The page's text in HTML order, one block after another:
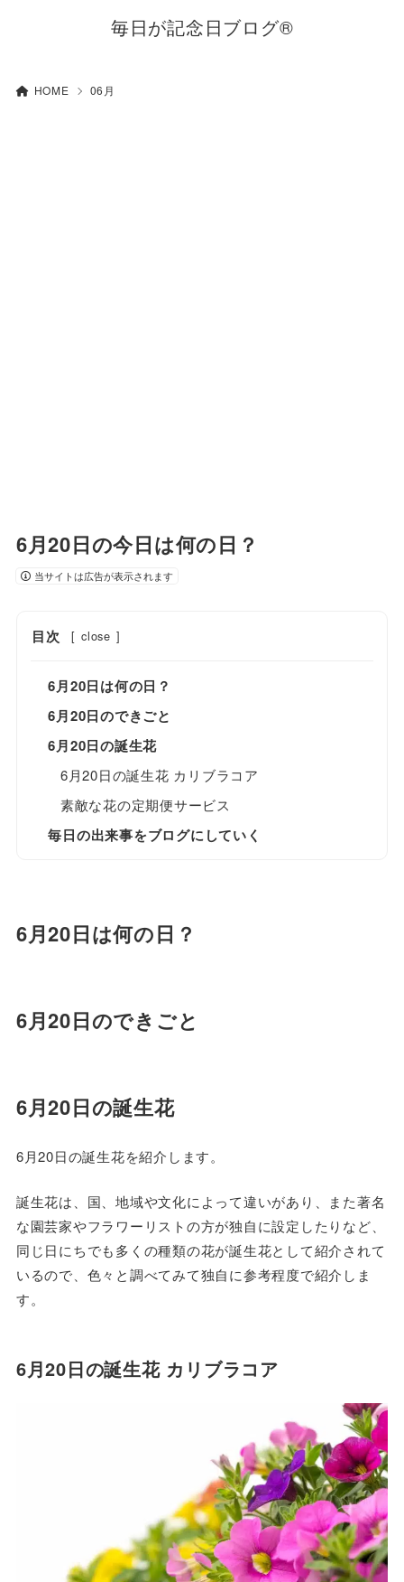
毎日が記念日ブログ®
HOME 06月
6月20日の今日は何の日？
当サイトは広告が表示されます
目次 [ close ]
6月20日は何の日？
6月20日のできごと
6月20日の誕生花
6月20日の誕生花 カリブラコア
素敵な花の定期便サービス
毎日の出来事をブログにしていく
6月20日は何の日？
6月20日のできごと
6月20日の誕生花
6月20日の誕生花を紹介します。
誕生花は、国、地域や文化によって違いがあり、また著名
な園芸家やフラワーリストの方が独自に設定したりなど、
同じ日にちでも多くの種類の花が誕生花として紹介されて
いるので、色々と調べてみて独自に参考程度で紹介しま
す。
6月20日の誕生花 カリブラコア